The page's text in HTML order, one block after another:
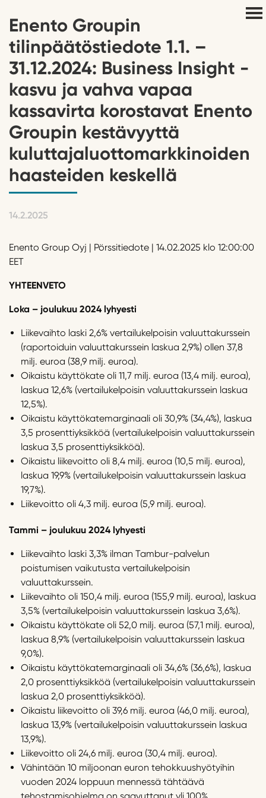
Enento Groupin
tilinpäätöstiedote 1.1. –
31.12.2024: Business Insight -
kasvu ja vahva vapaa
kassavirta korostavat Enento
Groupin kestävyyttä
kuluttajaluottomarkkinoiden
haasteiden keskellä
14.2.2025
Enento Group Oyj | Pörssitiedote | 14.02.2025 klo 12:00:00
EET
YHTEENVETO
Loka – joulukuu 2024 lyhyesti
Liikevaihto laski 2,6% vertailukelpoisin valuuttakurssein
(raportoiduin valuuttakurssein laskua 2,9%) ollen 37,8
milj. euroa (38,9 milj. euroa).
Oikaistu käyttökate oli 11,7 milj. euroa (13,4 milj. euroa),
laskua 12,6% (vertailukelpoisin valuuttakurssein laskua
12,5%).
Oikaistu käyttökatemarginaali oli 30,9% (34,4%), laskua
3,5 prosenttiyksikköä (vertailukelpoisin valuuttakurssein
laskua 3,5 prosenttiyksikköä).
Oikaistu liikevoitto oli 8,4 milj. euroa (10,5 milj. euroa),
laskua 19,9% (vertailukelpoisin valuuttakurssein laskua
19,7%).
Liikevoitto oli 4,3 milj. euroa (5,9 milj. euroa).
Tammi – joulukuu 2024 lyhyesti
Liikevaihto laski 3,3% ilman Tambur-palvelun
poistumisen vaikutusta vertailukelpoisin
valuuttakurssein.
Liikevaihto oli 150,4 milj. euroa (155,9 milj. euroa), laskua
3,5% (vertailukelpoisin valuuttakurssein laskua 3,6%).
Oikaistu käyttökate oli 52,0 milj. euroa (57,1 milj. euroa),
laskua 8,9% (vertailukelpoisin valuuttakurssein laskua
9,0%).
Oikaistu käyttökatemarginaali oli 34,6% (36,6%), laskua
2,0 prosenttiyksikköä (vertailukelpoisin valuuttakurssein
laskua 2,0 prosenttiyksikköä).
Oikaistu liikevoitto oli 39,6 milj. euroa (46,0 milj. euroa),
laskua 13,9% (vertailukelpoisin valuuttakurssein laskua
13,9%).
Liikevoitto oli 24,6 milj. euroa (30,4 milj. euroa).
Vähintään 10 miljoonan euron tehokkuushyötyihin
vuoden 2024 loppuun mennessä tähtäävä